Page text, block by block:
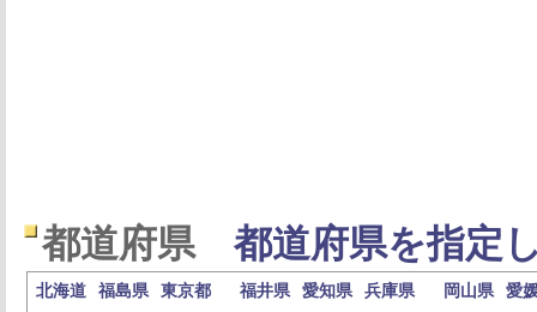
都道府県 都道府県を指定
北海道 福島県 東京都 福井県 愛知県 兵庫県 岡山県
愛